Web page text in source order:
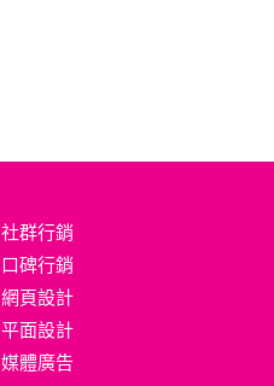
社群行銷
口碑行銷
網頁設計
平面設計
媒體廣告